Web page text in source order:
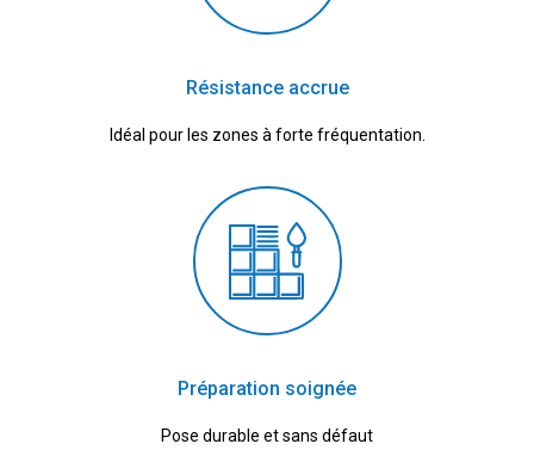
Résistance accrue
Idéal pour les zones à forte fréquentation.
Préparation soignée
Pose durable et sans défaut